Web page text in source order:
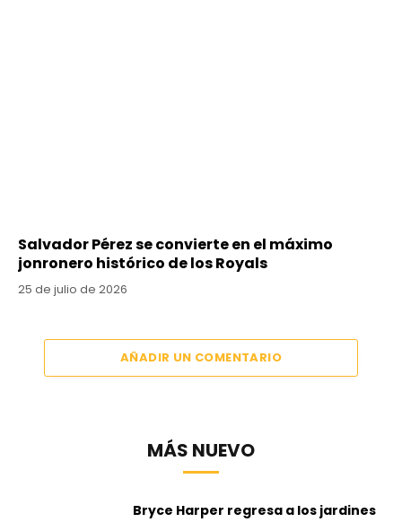
Salvador Pérez se convierte en el máximo
jonronero histórico de los Royals
25 de julio de 2026
AÑADIR UN COMENTARIO
MÁS NUEVO
Bryce Harper regresa a los jardines